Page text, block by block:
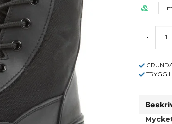
-
TRYGG